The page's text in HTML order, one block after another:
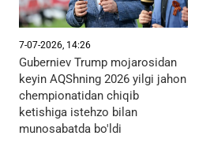
7-07-2026, 14:26
Guberniev Trump mojarosidan
keyin AQShning 2026 yilgi jahon
chempionatidan chiqib
ketishiga istehzo bilan
munosabatda bo'ldi